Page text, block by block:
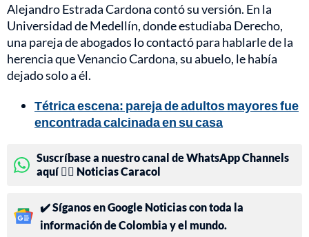
Alejandro Estrada Cardona contó su versión. En la
Universidad de Medellín, donde estudiaba Derecho,
una pareja de abogados lo contactó para hablarle de la
herencia que Venancio Cardona, su abuelo, le había
dejado solo a él.
Tétrica escena: pareja de adultos mayores fue
encontrada calcinada en su casa
Suscríbase a nuestro canal de WhatsApp Channels
aquí 👉🏻 Noticias Caracol
✔️ Síganos en Google Noticias con toda la
información de Colombia y el mundo.